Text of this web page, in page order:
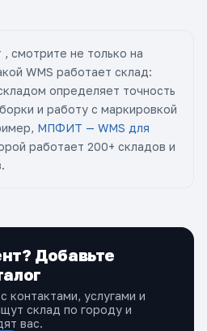
смотрите не только на
WMS работает склад:
определяет точность
и работу с маркировкой
МПФИТ — WMS для
работает 200+ складов и
Добавьте
контактами, услугами и
склад по городу и
вас.